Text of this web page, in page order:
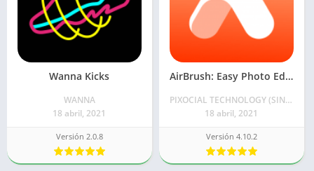
Wanna Kicks
WANNA
18 abril, 2021
Versión 2.0.8
AirBrush: Easy Photo Editor
PIXOCIAL TECHNOLOGY (SINGAPORE) PTE. LTD.
18 abril, 2021
Versión 4.10.2